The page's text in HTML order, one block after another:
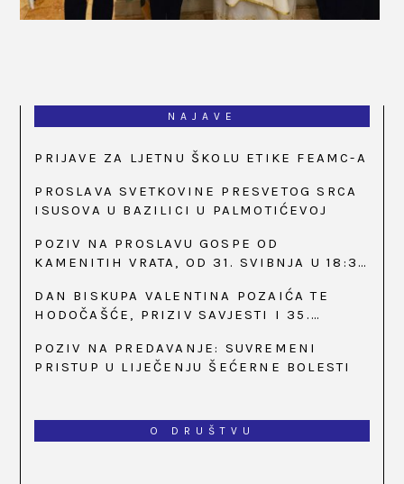
NAJAVE
PRIJAVE ZA LJETNU ŠKOLU ETIKE FEAMC-A
PROSLAVA SVETKOVINE PRESVETOG SRCA
ISUSOVA U BAZILICI U PALMOTIĆEVOJ
POZIV NA PROSLAVU GOSPE OD
KAMENITIH VRATA, OD 31. SVIBNJA U 18:30
DAN BISKUPA VALENTINA POZAIĆA TE
HODOČAŠĆE, PRIZIV SAVJESTI I 35.
BISTRICI, OD 15. DO 17. SVIBNJA
POZIV NA PREDAVANJE: SUVREMENI
PRISTUP U LIJEČENJU ŠEĆERNE BOLESTI
O DRUŠTVU